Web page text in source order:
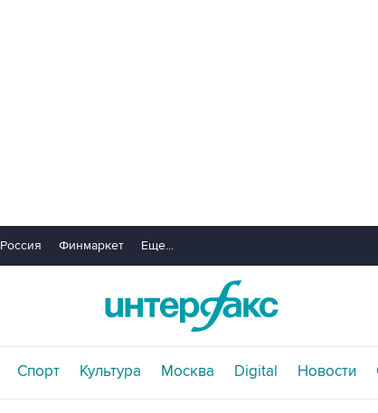
Финмаркет Еще...
Спорт Культура Москва Digital Новости